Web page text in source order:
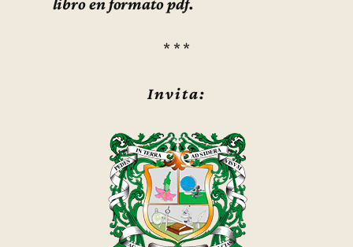
* * *
Invita: